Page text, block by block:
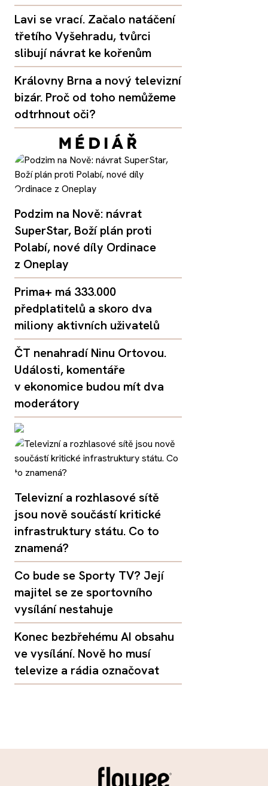
Lavi se vrací. Začalo natáčení
třetího Vyšehradu, tvůrci
slibují návrat ke kořenům
Královny Brna a nový televizní
bizár. Proč od toho nemůžeme
odtrhnout oči?
Podzim na Nově: návrat
SuperStar, Boží plán proti
Polabí, nové díly Ordinace
z Oneplay
Prima+ má 333.000
předplatitelů a skoro dva
miliony aktivních uživatelů
ČT nenahradí Ninu Ortovou.
Události, komentáře
v ekonomice budou mít dva
moderátory
Televizní a rozhlasové sítě
jsou nově součástí kritické
infrastruktury státu. Co to
znamená?
Co bude se Sporty TV? Její
majitel se ze sportovního
vysílání nestahuje
Konec bezbřehému AI obsahu
ve vysílání. Nově ho musí
televize a rádia označovat